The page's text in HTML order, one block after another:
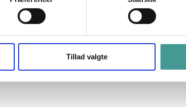
Tillad valgte
til handling, der fremmer